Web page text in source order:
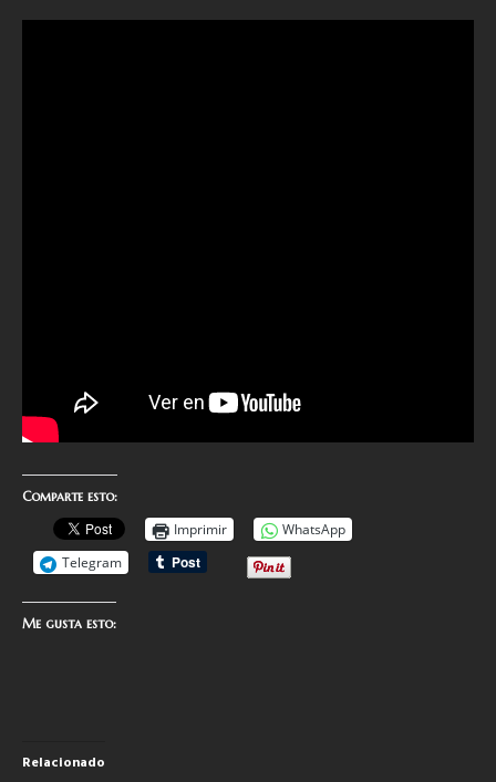
Comparte esto:
Imprimir
WhatsApp
Telegram
Me gusta esto:
Relacionado